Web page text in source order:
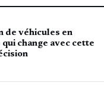
de véhicules en
change avec cette